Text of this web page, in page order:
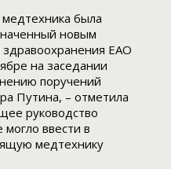
была
новым
здравоохранения ЕАО
на заседании
поручений
Путина, – отметила
руководство
ввести в
медтехнику